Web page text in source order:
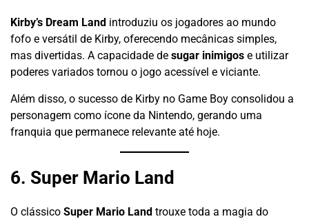
Kirby’s Dream Land introduziu os jogadores ao mundo
fofo e versátil de Kirby, oferecendo mecânicas simples,
mas divertidas. A capacidade de sugar inimigos e utilizar
poderes variados tornou o jogo acessível e viciante.
Além disso, o sucesso de Kirby no Game Boy consolidou a
personagem como ícone da Nintendo, gerando uma
franquia que permanece relevante até hoje.
6. Super Mario Land
O clássico Super Mario Land trouxe toda a magia do